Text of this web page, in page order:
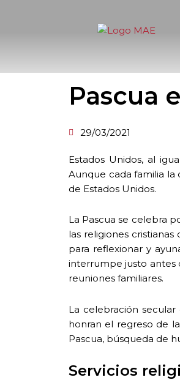
Pascua
29/03/2021
Estados Unidos, al
Aunque cada familia la
de Estados Unidos.
La Pascua se celebra
las religiones
para reflexionar y
interrumpe justo antes
reuniones familiares.
La celebración
honran el regreso de
Pascua, búsqueda de
Servicios